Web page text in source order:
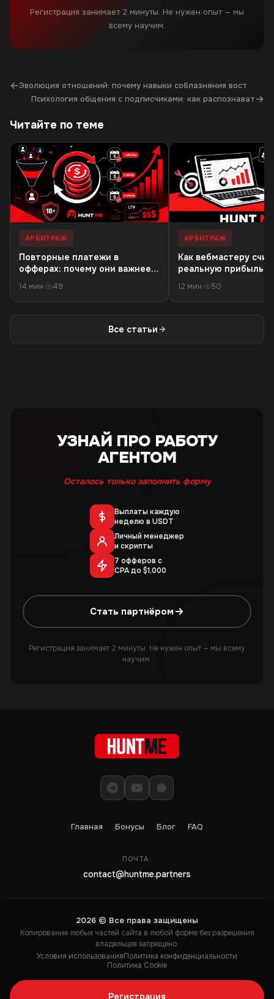
Регистрация занимает 2 минуты. Не нужен опыт — мы
всему научим.
←Эволюция отношений: почему навыки соблазнения вост
Психология общения с подписчиками: как распознават→
Читайте по теме
АРБИТРАЖ
Повторные платежи в
офферах: почему они важнее
14 мин· 49
АРБИТРАЖ
Как вебмастеру
реальную прибыль:
чистого дохода
12 мин· 50
Все статьи
УЗНАЙ ПРО РАБОТУ
АГЕНТОМ
Осталось только заполнить форму
Выплаты каждую
неделю в USDT
Личный менеджер
и скрипты
7 офферов с
CPA до $1,000
Стать партнёром
Регистрация занимает 2 минуты. Не нужен опыт — мы всему
научим.
Главная Бонусы Блог FAQ
ПОЧТА:
contact@huntme.partners
2026 © Все права защищены
Копирование любых частей сайта в любой форме без разрешения
владельцев запрещено.
Условия использованияПолитика конфиденциальности
Политика Cookie
Регистрация